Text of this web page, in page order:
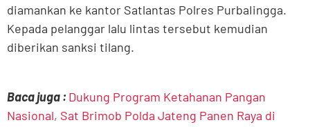
diamankan ke kantor Satlantas Polres PurbaIingga.
Kepada pelanggar lalu lintas tersebut kemudian
diberikan sanksi tilang.
Baca juga : Dukung Program Ketahanan Pangan
Nasional, Sat Brimob Polda Jateng Panen Raya di